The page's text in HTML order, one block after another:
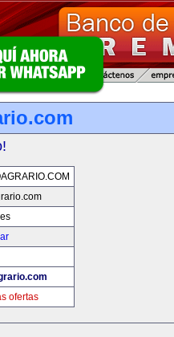
ofertas